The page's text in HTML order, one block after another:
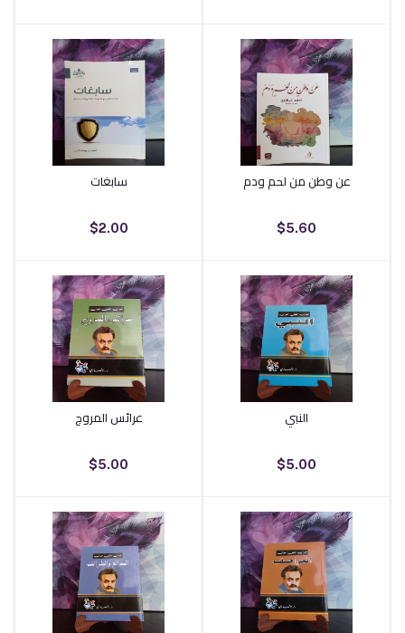
أضف إلى السلة
عن وطن من لحم ودم
$5.60
أضف إلى السلة
سابغات
$2.00
أضف إلى السلة
النبي
$5.00
أضف إلى السلة
عرائس المروج
$5.00